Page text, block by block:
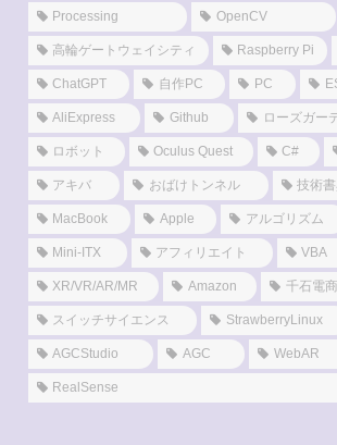
Processing OpenCV
高輪ゲートウェイシティ Raspberry Pi
ChatGPT 自作PC PC
AliExpress Github ローズガー
ロボット Oculus Quest C#
アキバ おばけトンネル 技術
MacBook Apple アルゴリズム
Mini-ITX アフィリエイト VBA
XR/VR/AR/MR Amazon 千石電商
スイッチサイエンス StrawberryLinux
AGCStudio AGC WebAR
RealSense